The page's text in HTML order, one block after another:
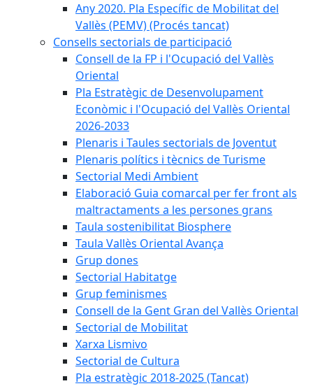
Any 2020. Pla Específic de Mobilitat del
Vallès (PEMV) (Procés tancat)
Consells sectorials de participació
Consell de la FP i l'Ocupació del Vallès
Oriental
Pla Estratègic de Desenvolupament
Econòmic i l'Ocupació del Vallès Oriental
2026-2033
Plenaris i Taules sectorials de Joventut
Plenaris polítics i tècnics de Turisme
Sectorial Medi Ambient
Elaboració Guia comarcal per fer front als
maltractaments a les persones grans
Taula sostenibilitat Biosphere
Taula Vallès Oriental Avança
Grup dones
Sectorial Habitatge
Grup feminismes
Consell de la Gent Gran del Vallès Oriental
Sectorial de Mobilitat
Xarxa Lismivo
Sectorial de Cultura
Pla estratègic 2018-2025 (Tancat)